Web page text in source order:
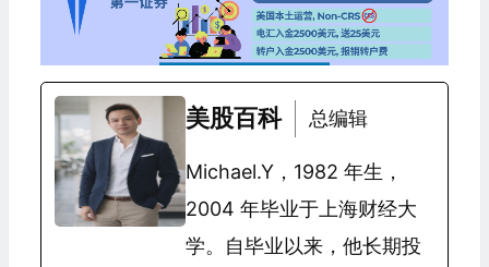
美股百科 总编辑
Michael.Y，1982 年生，
2004 年毕业于上海财经大
学。自毕业以来，他长期投